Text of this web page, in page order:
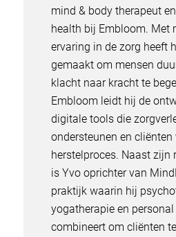
mind & body therapeut
health bij Embloom. Met
ervaring in de zorg heeft
gemaakt om mensen
klacht naar kracht te
Embloom leidt hij de
digitale tools die
ondersteunen en cliënten
herstelproces. Naast zijn
is Yvo oprichter van
praktijk waarin hij
yogatherapie en
combineert om cliënten